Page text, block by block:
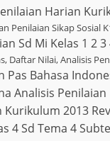
Harian
Penilaian Sikap Sosial
Sd Mi Kelas 1 2
Daftar Nilai, Analisis
Pas Bahasa
Analisis Penilaian
Kurikulum 2013
4 Sd Tema 4